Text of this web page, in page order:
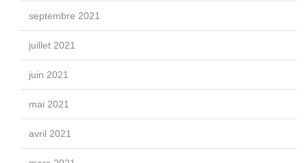
septembre 2021
juillet 2021
juin 2021
mai 2021
avril 2021